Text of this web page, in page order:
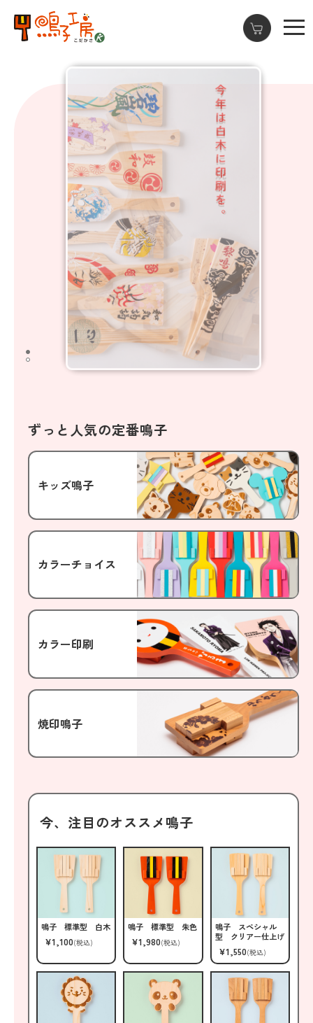
ずっと人気の定番鳴子
キッズ鳴子
カラーチョイス
カラー印刷
焼印鳴子
今、注目のオススメ鳴子
鳴子 標準型 白木
¥1,100(税込)
鳴子 標準型 朱色
¥1,980(税込)
鳴子 スペシャル
型 クリアー仕上げ
¥1,550(税込)